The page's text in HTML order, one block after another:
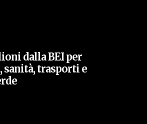
dalla BEI per
trasporti e